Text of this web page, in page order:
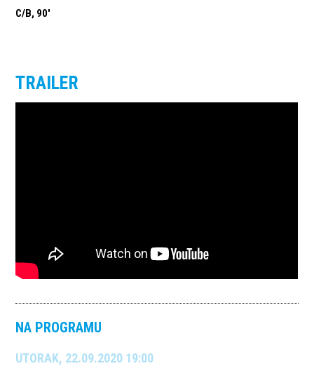
C/B, 90'
TRAILER
NA PROGRAMU
UTORAK, 22.09.2020 19:00